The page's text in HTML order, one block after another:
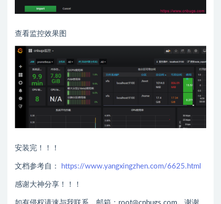
查看监控效果图
安装完！！！
文档参考自： https://www.yangxingzhen.com/6625.html
感谢大神分享！！！
如有侵权请速与我联系，邮箱：root@cnbugs.com。谢谢